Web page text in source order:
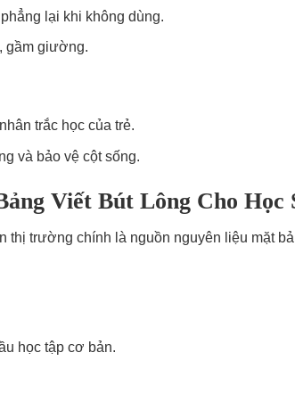
lại khi không dùng.
gầm giường.
trắc học của trẻ.
và bảo vệ cột sống.
Viết Bút Lông Cho Học
trường chính là nguồn nguyên liệu mặt
học tập cơ bản.